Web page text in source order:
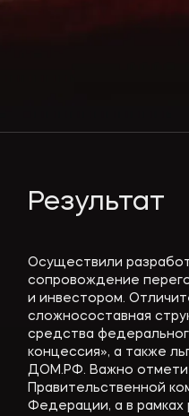
Результат
Осуществили
сопровождение
и инвестором.
сложносоставная
средства
концессия», а также
ДОМ.РФ. Важно
Правительственной
Федерации, а в рамках